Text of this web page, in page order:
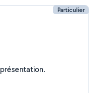
Particulier
Je n'ai pas encore renseigné ma présentation.